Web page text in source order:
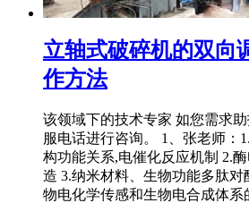
立轴式破碎机的双向
作方法
该领域下的技术专家 如您需求
服电话进行咨询。 1、张老师：
构功能关系,电催化反应机制 2.
造 3.纳米材料、生物功能多肽对
物电化学传感和生物电合成体系